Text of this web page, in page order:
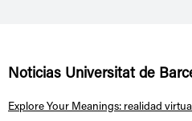
Noticias Universitat de
Explore Your Meanings: realidad